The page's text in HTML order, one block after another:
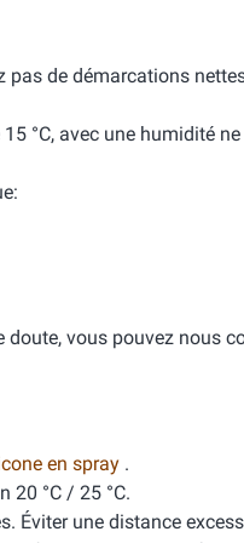
pas de démarcations
°C, avec une humidité
doute, vous pouvez nous
en spray .
20 °C / 25 °C.
Éviter une distance